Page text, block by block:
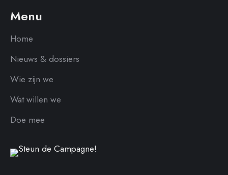
Menu
Home
Nieuws & dossiers
Wie zijn we
Wat willen we
Doe mee